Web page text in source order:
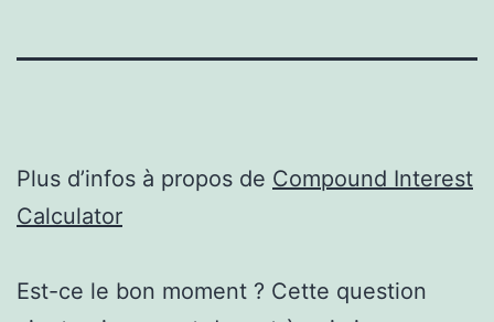
Plus d’infos à propos de Compound Interest
Calculator
Est-ce le bon moment ? Cette question